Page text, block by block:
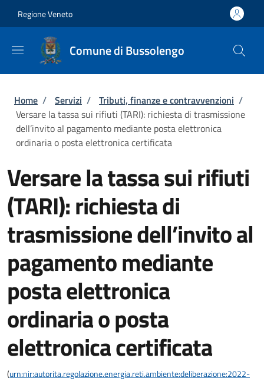
Regione Veneto
Comune di Bussolengo
Briciole di pane
Home / Servizi / Tributi, finanze e contravvenzioni /
Versare la tassa sui rifiuti (TARI): richiesta di trasmissione
dell’invito al pagamento mediante posta elettronica
ordinaria o posta elettronica certificata
Versare la tassa sui rifiuti
(TARI): richiesta di
trasmissione dell’invito al
pagamento mediante
posta elettronica
ordinaria o posta
elettronica certificata
(urn:nir:autorita.regolazione.energia.reti.ambiente:deliberazione:2022-